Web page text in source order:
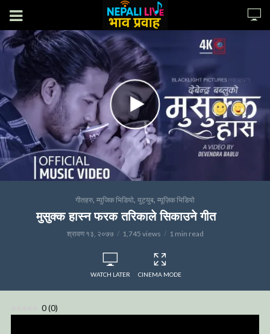
गीतहरु, म्युजिक भिडियो, युट्युब, म्यूज़िक भिडियो
मुसुक्क हास्न फरक तरिकाले सिकाउने गीत
श्रावण १३, २०७७ 1,745 views 1 min read
WATCH LATER CINEMA MODE
0(0)